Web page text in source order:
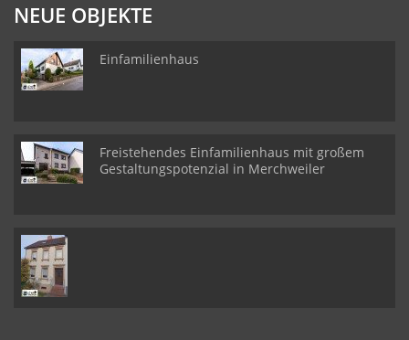
NEUE OBJEKTE
Einfamilienhaus
Freistehendes Einfamilienhaus mit großem
Gestaltungspotenzial in Merchweiler